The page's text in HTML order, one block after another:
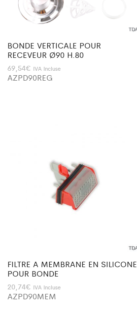
BONDE VERTICALE POUR
RECEVEUR Ø90 H.80
69,54€ IVA Incluse
AZPD90REG
FILTRE A MEMBRANE EN SILICONE
POUR BONDE
20,74€ IVA Incluse
AZPD90MEM